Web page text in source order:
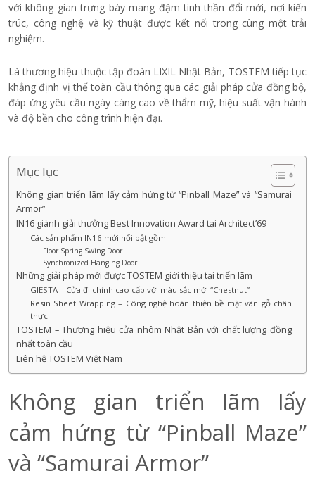
với không gian trưng bày mang đậm tinh thần đổi mới, nơi kiến
trúc, công nghệ và kỹ thuật được kết nối trong cùng một trải
nghiệm.
Là thương hiệu thuộc tập đoàn LIXIL Nhật Bản, TOSTEM tiếp tục
khẳng định vị thế toàn cầu thông qua các giải pháp cửa đồng bộ,
đáp ứng yêu cầu ngày càng cao về thẩm mỹ, hiệu suất vận hành
và độ bền cho công trình hiện đại.
Mục lục
Không gian triển lãm lấy cảm hứng từ “Pinball Maze” và “Samurai
Armor”
IN16 giành giải thưởng Best Innovation Award tại Architect’69
Các sản phẩm IN16 mới nổi bật gồm:
Floor Spring Swing Door
Synchronized Hanging Door
Những giải pháp mới được TOSTEM giới thiệu tại triển lãm
GIESTA – Cửa đi chính cao cấp với màu sắc mới “Chestnut”
Resin Sheet Wrapping – Công nghệ hoàn thiện bề mặt vân gỗ chân
thực
TOSTEM – Thương hiệu cửa nhôm Nhật Bản với chất lượng đồng
nhất toàn cầu
Liên hệ TOSTEM Việt Nam
Không gian triển lãm lấy
cảm hứng từ “Pinball Maze”
và “Samurai Armor”